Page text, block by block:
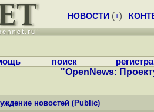
НОВОСТИ (+)
поиск
"OpenNews:
новостей (Public)